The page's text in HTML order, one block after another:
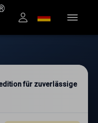
für zuverlässige